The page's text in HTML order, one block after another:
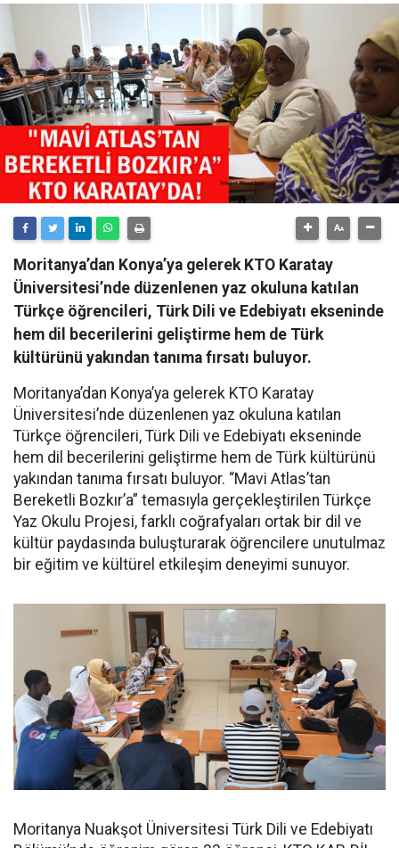
Moritanya’dan Konya’ya gelerek KTO Karatay
Üniversitesi’nde düzenlenen yaz okuluna katılan
Türkçe öğrencileri, Türk Dili ve Edebiyatı ekseninde
hem dil becerilerini geliştirme hem de Türk
kültürünü yakından tanıma fırsatı buluyor.
Moritanya’dan Konya’ya gelerek KTO Karatay
Üniversitesi’nde düzenlenen yaz okuluna katılan
Türkçe öğrencileri, Türk Dili ve Edebiyatı ekseninde
hem dil becerilerini geliştirme hem de Türk kültürünü
yakından tanıma fırsatı buluyor. “Mavi Atlas’tan
Bereketli Bozkır’a” temasıyla gerçekleştirilen Türkçe
Yaz Okulu Projesi, farklı coğrafyaları ortak bir dil ve
kültür paydasında buluşturarak öğrencilere unutulmaz
bir eğitim ve kültürel etkileşim deneyimi sunuyor.
Moritanya Nuakşot Üniversitesi Türk Dili ve Edebiyatı